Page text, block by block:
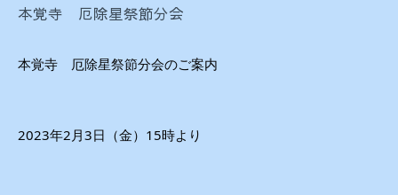
本覚寺 厄除星祭節分会
本覚寺　厄除星祭節分会のご案内
2023年2月3日（金）15時より